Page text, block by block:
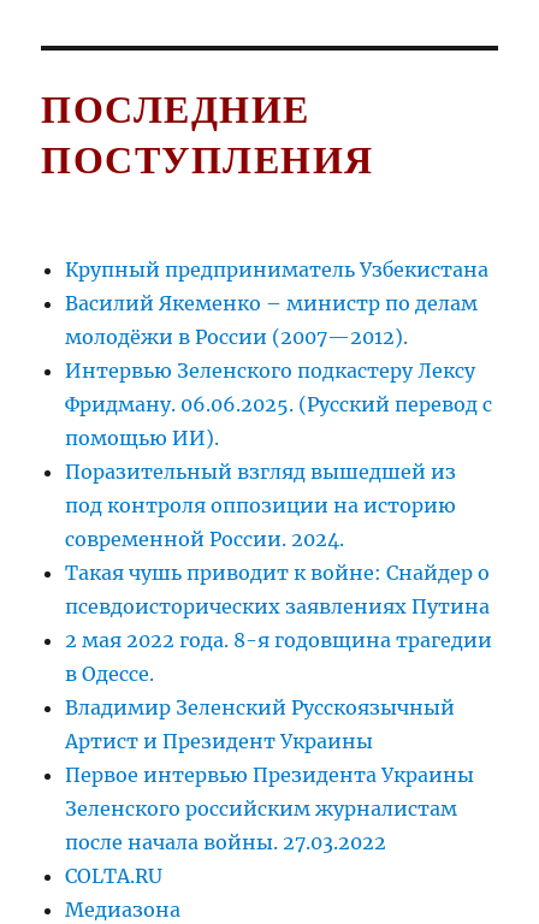
ПОСЛЕДНИЕ
ПОСТУПЛЕНИЯ
Крупный предприниматель Узбекистана
Василий Якеменко – министр по делам
молодёжи в России (2007—2012).
Интервью Зеленского подкастеру Лексу
Фридману. 06.06.2025. (Русский перевод с
помощью ИИ).
Поразительный взгляд вышедшей из
под контроля оппозиции на историю
современной России. 2024.
Такая чушь приводит к войне: Снайдер о
псевдоисторических заявлениях Путина
2 мая 2022 года. 8-я годовщина трагедии
в Одессе.
Владимир Зеленский Русскоязычный
Артист и Президент Украины
Первое интервью Президента Украины
Зеленского российским журналистам
после начала войны. 27.03.2022
COLTA.RU
Медиазона